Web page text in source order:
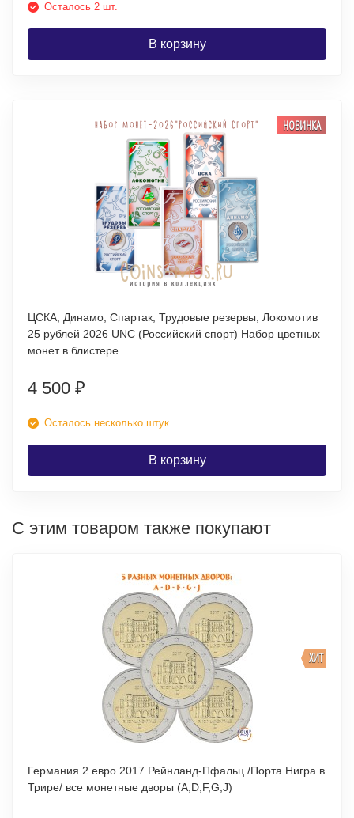
Осталось 2 шт.
В корзину
НОВИНКА
ЦСКА, Динамо, Спартак, Трудовые резервы, Локомотив
25 рублей 2026 UNC (Российский спорт) Набор цветных
монет в блистере
4 500 ₽
Осталось несколько штук
В корзину
С этим товаром также покупают
ХИТ
Германия 2 евро 2017 Рейнланд-Пфальц /Порта Нигра в
Трире/ все монетные дворы (A,D,F,G,J)